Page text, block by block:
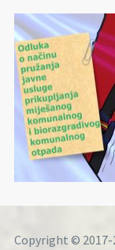
Copyright © 2017-